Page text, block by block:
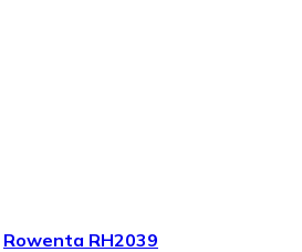
Rowenta RH2039